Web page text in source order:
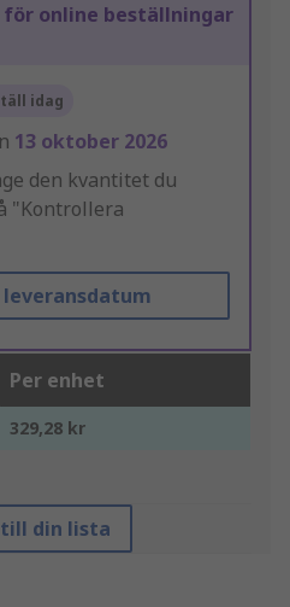
för online beställningar
idag
13 oktober 2026
den kvantitet du
"Kontrollera
Per enhet
329,28 kr
till din lista